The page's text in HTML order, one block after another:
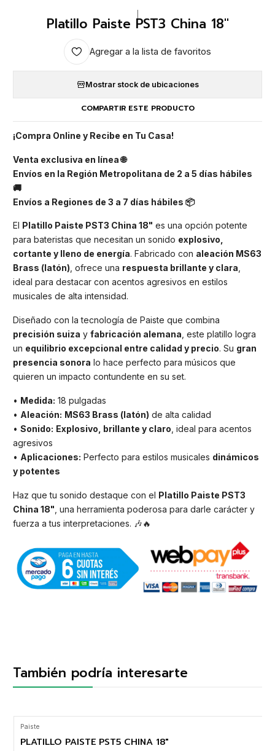
Platillo Paiste PST3 China 18"
Agregar a la lista de favoritos
Mostrar stock de ubicaciones
COMPARTIR ESTE PRODUCTO
¡Compra Online y Recibe en Tu Casa!
Venta exclusiva en línea 🌐
Envíos en la Región Metropolitana de 2 a 5 días hábiles
🚚
Envíos a Regiones de 3 a 7 días hábiles 📦
El Platillo Paiste PST3 China 18" es una opción potente
para bateristas que necesitan un sonido explosivo,
cortante y lleno de energía. Fabricado con aleación MS63
Brass (latón), ofrece una respuesta brillante y clara,
ideal para destacar con acentos agresivos en estilos
musicales de alta intensidad.
Diseñado con la tecnología de Paiste que combina
precisión suiza y fabricación alemana , este platillo logra
un equilibrio excepcional entre calidad y precio. Su gran
presencia sonora lo hace perfecto para músicos que
quieren un impacto contundente en su set.
• Medida: 18 pulgadas
• Aleación: MS63 Brass (latón) de alta calidad
• Sonido: Explosivo, brillante y claro , ideal para acentos
agresivos
• Aplicaciones: Perfecto para estilos musicales dinámicos
y potentes
Haz que tu sonido destaque con el Platillo Paiste PST3
China 18" , una herramienta poderosa para darle carácter y
fuerza a tus interpretaciones. 🎶🔥
También podría interesarte
Paiste
PLATILLO PAISTE PST5 CHINA 18"